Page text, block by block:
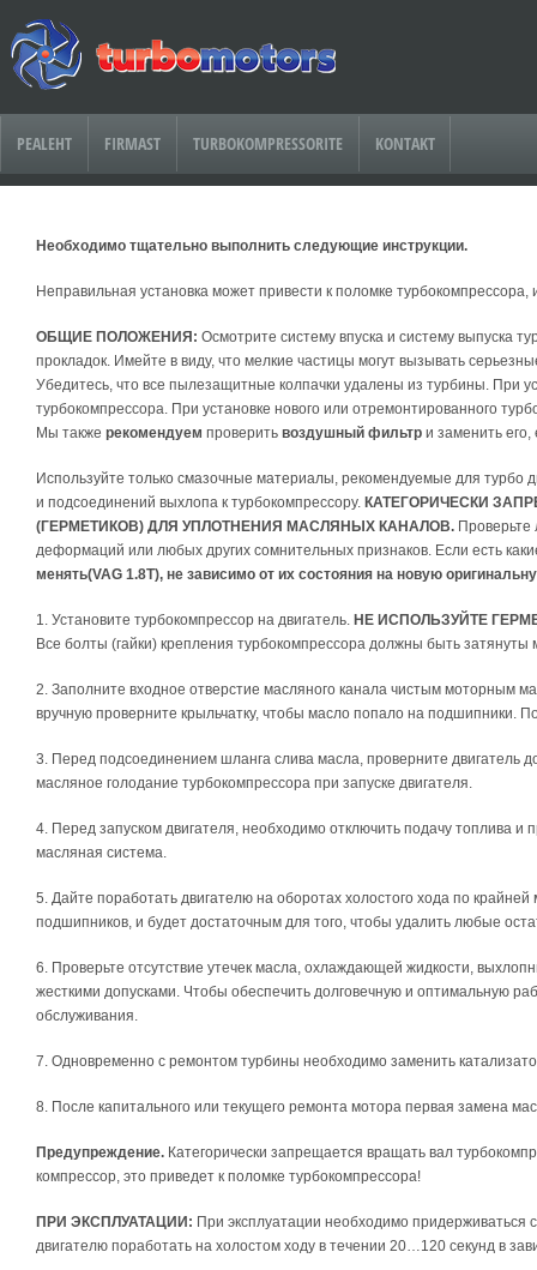
PEALEHT FIRMAST TURBOKOMPRESSORITE KONTAKT
Необходимо тщательно выполнить следующие инструкции.
Неправильная установка может привести к поломке
ОБЩИЕ ПОЛОЖЕНИЯ: Осмотрите систему впуска и систему выпуска
прокладок. Имейте в виду, что мелкие частицы могут вызывать
Убедитесь, что все пылезащитные колпачки удалены из турбины. При
турбокомпрессора. При установке нового или отремонтированного
Мы также рекомендуем проверить воздушный фильтр и заменить
Используйте только смазочные материалы, рекомендуемые для
и подсоединений выхлопа к турбокомпрессору. КАТЕГОРИЧЕСКИ
(ГЕРМЕТИКОВ) ДЛЯ УПЛОТНЕНИЯ МАСЛЯНЫХ КАНАЛОВ.
деформаций или любых других сомнительных признаков. Если есть
менять(VAG 1.8T), не зависимо от их состояния на новую
1. Установите турбокомпрессор на двигатель. НЕ ИСПОЛЬЗУЙТЕ
Все болты (гайки) крепления турбокомпрессора должны быть
2. Заполните входное отверстие масляного канала чистым моторным
вручную проверните крыльчатку, чтобы масло попало на подшипники.
3. Перед подсоединением шланга слива масла, проверните двигатель
масляное голодание турбокомпрессора при запуске двигателя.
4. Перед запуском двигателя, необходимо отключить подачу топлива и
масляная система.
5. Дайте поработать двигателю на оборотах холостого хода по
подшипников, и будет достаточным для того, чтобы удалить любые
6. Проверьте отсутствие утечек масла, охлаждающей жидкости,
жесткими допусками. Чтобы обеспечить долговечную и оптимальную
обслуживания.
7. Одновременно с ремонтом турбины необходимо заменить
8. После капитального или текущего ремонта мотора первая замена
Предупреждение. Категорически запрещается вращать вал
компрессор, это приведет к поломке турбокомпрессора!
ПРИ ЭКСПЛУАТАЦИИ: При эксплуатации необходимо придерживаться
двигателю поработать на холостом ходу в течении 20…120 секунд в